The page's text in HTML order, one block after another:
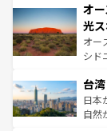
部の
文化
しみ
るだ
情報は
ワイ
島だ
おす
文化
人々
ク、
って
オ
光
オー
シド
リア
ク）
ど、
台湾
日本
自然